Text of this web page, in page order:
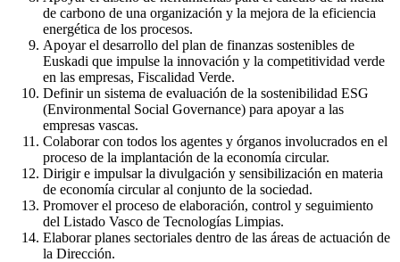
de carbono de una organización y la mejora de la eficiencia
energética de los procesos.
Apoyar el desarrollo del plan de finanzas sostenibles de
Euskadi que impulse la innovación y la competitividad verde
en las empresas, Fiscalidad Verde.
Definir un sistema de evaluación de la sostenibilidad ESG
(Environmental Social Governance) para apoyar a las
empresas vascas.
Colaborar con todos los agentes y órganos involucrados en el
proceso de la implantación de la economía circular.
Dirigir e impulsar la divulgación y sensibilización en materia
de economía circular al conjunto de la sociedad.
Promover el proceso de elaboración, control y seguimiento
del Listado Vasco de Tecnologías Limpias.
Elaborar planes sectoriales dentro de las áreas de actuación de
la Dirección.